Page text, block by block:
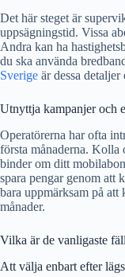
Det här steget är
uppsägningstid. Vissa
Andra kan ha
du ska använda
Sverige är dessa
Utnyttja kampanjer och
Operatörerna har ofta
första månaderna. Kolla
binder om ditt
spara pengar genom att
bara uppmärksam på
månader.
Vilka är de vanligaste
Att välja enbart efter